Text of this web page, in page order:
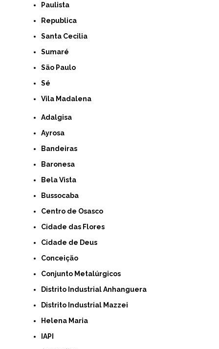
Paulista
Republica
Santa Cecilia
Sumaré
São Paulo
Sé
Vila Madalena
Adalgisa
Ayrosa
Bandeiras
Baronesa
Bela Vista
Bussocaba
Centro de Osasco
Cidade das Flores
Cidade de Deus
Conceição
Conjunto Metalúrgicos
Distrito Industrial Anhanguera
Distrito Industrial Mazzei
Helena Maria
IAPI